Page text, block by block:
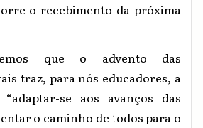
o recebimento da próxima
que o advento das
traz, para nós educadores, a
se aos avanços das
o caminho de todos para o